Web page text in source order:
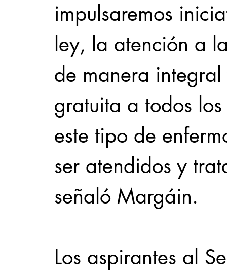
impulsaremos
ley, la atención a
de manera
gratuita a todos
este tipo de
ser atendidos y
señaló Margáin.
Los aspirantes al